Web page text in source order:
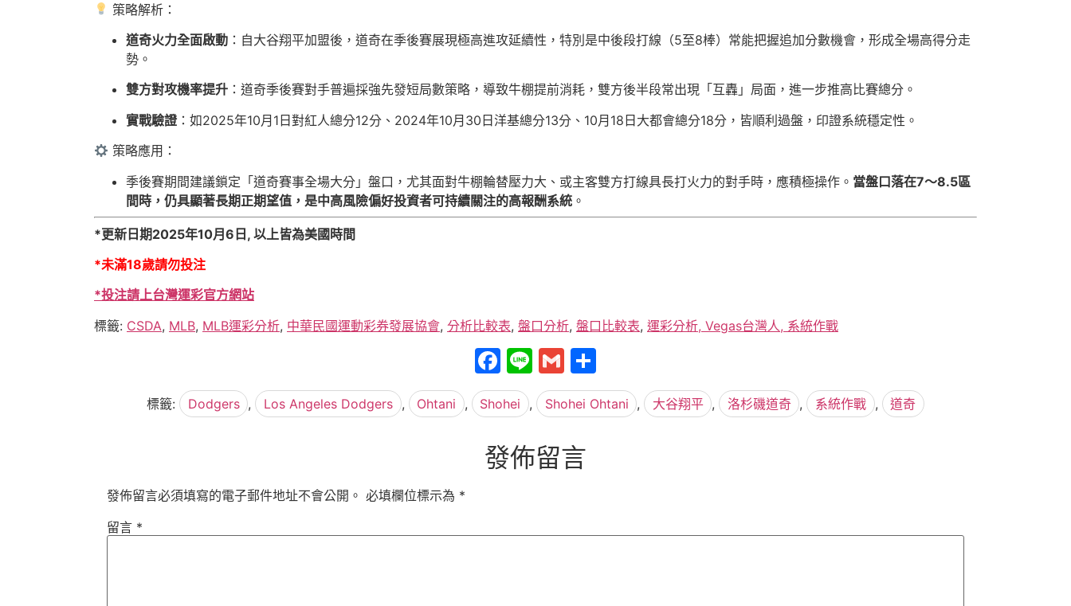
策略解析：
道奇火力全面啟動 ：自大谷翔平加盟後，道奇在季後賽展現極高進攻延續性，特別是中後段打線（5至8棒）常能把握追加分數機會，形成全場高得分走
勢。
雙方對攻機率提升 ：道奇季後賽對手普遍採強先發短局數策略，導致牛棚提前消耗，雙方後半段常出現「互轟」局面，進一步推高比賽總分。
實戰驗證 ：如2025年10月1日對紅人總分12分、2024年10月30日洋基總分13分、10月18日大都會總分18分，皆順利過盤，印證系統穩定性。
策略應用：
季後賽期間建議鎖定「道奇賽事全場大分」盤口，尤其面對牛棚輪替壓力大、或主客雙方打線具長打火力的對手時，應積極操作。 當盤口落在7～8.5區
間時，仍具顯著長期正期望值，是中高風險偏好投資者可持續關注的高報酬系統 。
*更新日期2025年10月6日, 以上皆為美國時間
*未滿18歲請勿投注
*投注請上台灣運彩官方網站
標籤: CSDA, MLB, MLB運彩分析, 中華民國運動彩券發展協會, 分析比較表, 盤口分析, 盤口比較表, 運彩分析, Vegas台灣人, 系統作戰
Facebook
LineGmail
享
標籤: Dodgers , Los Angeles Dodgers , Ohtani , Shohei , Shohei Ohtani , 大谷翔平 , 洛杉磯道奇 , 系統作戰 , 道奇
發佈留言
發佈留言必須填寫的電子郵件地址不會公開。 必填欄位標示為 *
留言 *